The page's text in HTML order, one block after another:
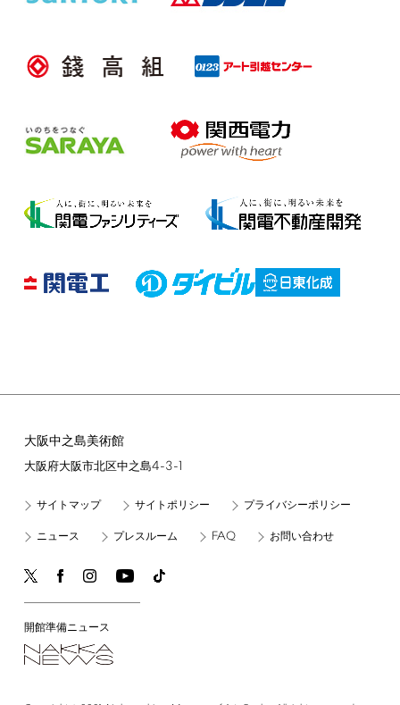
大阪中之島美術館
大阪府大阪市北区中之島4-3-1
サイトマップ サイトポリシー プライバシーポリシー
ニュース プレスルーム FAQ お問い合わせ
開館準備ニュース